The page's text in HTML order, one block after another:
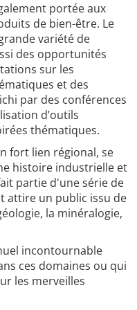
portée aux
de bien-être. Le
variété de
des opportunités
sur les
et des
par des conférences
d’outils
thématiques.
fort lien régional, se
histoire industrielle et
partie d'une série de
attire un public issu de
la minéralogie,
incontournable
ces domaines ou qui
les merveilles